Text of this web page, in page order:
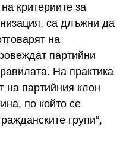
критериите за
са длъжни да
на
партийни
На практика
на партийния клон
по който се
групи“,